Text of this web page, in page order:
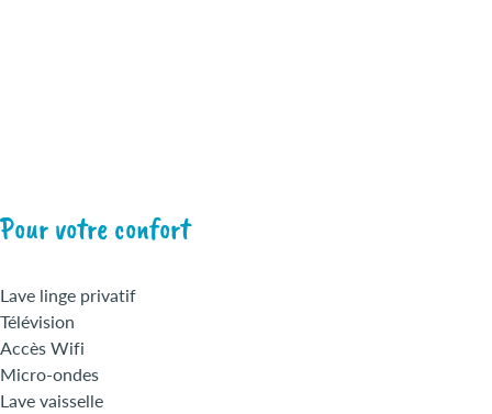
Pour votre confort
Lave linge privatif
Télévision
Accès Wifi
Micro-ondes
Lave vaisselle